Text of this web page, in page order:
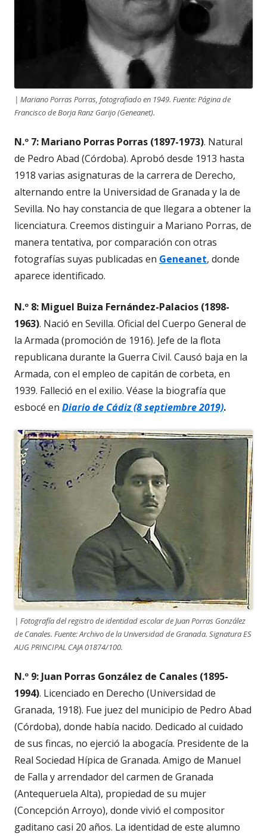
| Mariano Porras Porras, fotografiado en 1949. Fuente: Página de
Francisco de Borja Ranz Garijo (Geneanet).
N.º 7: Mariano Porras Porras (1897-1973). Natural
de Pedro Abad (Córdoba). Aprobó desde 1913 hasta
1918 varias asignaturas de la carrera de Derecho,
alternando entre la Universidad de Granada y la de
Sevilla. No hay constancia de que llegara a obtener la
licenciatura. Creemos distinguir a Mariano Porras, de
manera tentativa, por comparación con otras
fotografías suyas publicadas en Geneanet, donde
aparece identificado.
N.º 8: Miguel Buiza Fernández-Palacios (1898-
1963). Nació en Sevilla. Oficial del Cuerpo General de
la Armada (promoción de 1916). Jefe de la flota
republicana durante la Guerra Civil. Causó baja en la
Armada, con el empleo de capitán de corbeta, en
1939. Falleció en el exilio. Véase la biografía que
esbocé en Diario de Cádiz (8 septiembre 2019).
| Fotografía del registro de identidad escolar de Juan Porras González
de Canales. Fuente: Archivo de la Universidad de Granada. Signatura ES
AUG PRINCIPAL CAJA 01874/100.
N.º 9: Juan Porras González de Canales (1895-
1994). Licenciado en Derecho (Universidad de
Granada, 1918). Fue juez del municipio de Pedro Abad
(Córdoba), donde había nacido. Dedicado al cuidado
de sus fincas, no ejerció la abogacía. Presidente de la
Real Sociedad Hípica de Granada. Amigo de Manuel
de Falla y arrendador del carmen de Granada
(Antequeruela Alta), propiedad de su mujer
(Concepción Arroyo), donde vivió el compositor
gaditano casi 20 años. La identidad de este alumno